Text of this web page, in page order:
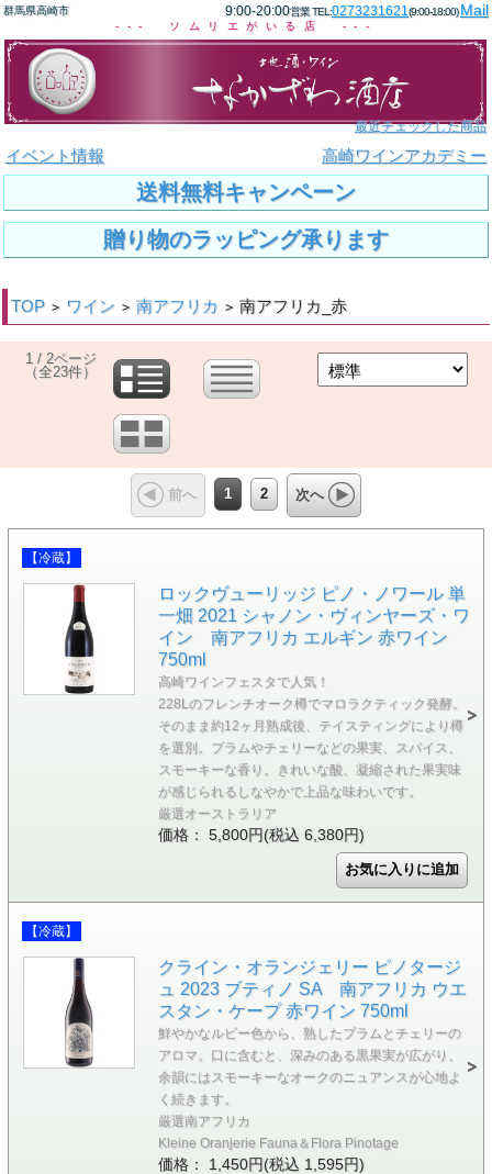
群馬県高崎市 9:00-20:00営業 TEL:0273231621(9:00-18:00)Mail
--- ソムリエがいる店 ---
最近チェックした商品
イベント情報 高崎ワインアカデミー
送料無料キャンペーン
贈り物のラッピング承ります
TOP > ワイン > 南アフリカ > 南アフリカ_赤
1 / 2ページ
（全23件）
前へ 1 2 次へ
【冷蔵】
ロックヴューリッジ ピノ・ノワール 単
一畑 2021 シャノン・ヴィンヤーズ・ワ
イン 南アフリカ エルギン 赤ワイン
750ml
高崎ワインフェスタで人気！
228Lのフレンチオーク樽でマロラクティック発酵。
そのまま約12ヶ月熟成後、テイスティングにより樽
を選別。プラムやチェリーなどの果実、スパイス、
スモーキーな香り。きれいな酸、凝縮された果実味
が感じられるしなやかで上品な味わいです。
厳選オーストラリア
価格： 5,800円(税込 6,380円)
【冷蔵】
クライン・オランジェリー ピノタージ
ュ 2023 ブティノ SA 南アフリカ ウエ
スタン・ケープ 赤ワイン 750ml
鮮やかなルビー色から、熟したプラムとチェリーの
アロマ。口に含むと、深みのある黒果実が広がり、
余韻にはスモーキーなオークのニュアンスが心地よ
く続きます。
厳選南アフリカ
Kleine Oranjerie Fauna＆Flora Pinotage
価格： 1,450円(税込 1,595円)